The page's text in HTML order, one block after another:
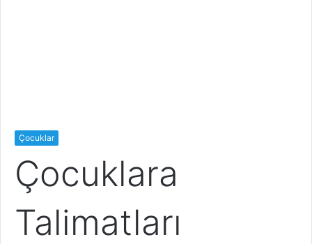
Çocuklar
Çocuklara
Talimatları